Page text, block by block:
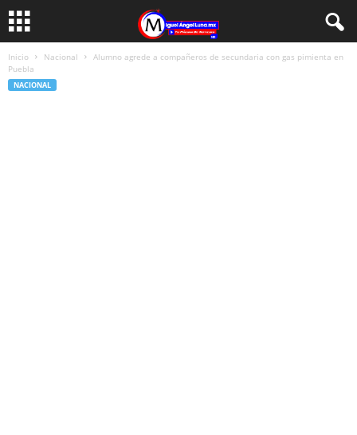
Inicio Nacional
Alumno agrede a compañeros de secundaria con gas pimienta en
Puebla
NACIONAL